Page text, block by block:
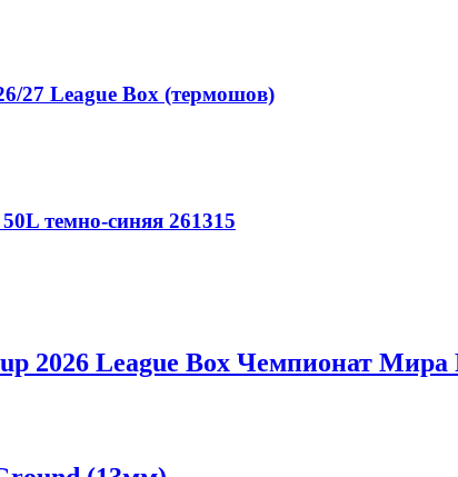
27 League Box (термошов)
темно-синяя 261315
2026 League Box Чемпионат